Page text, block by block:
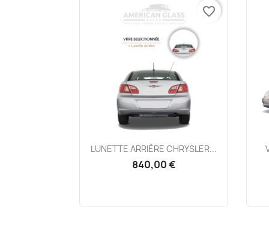
Aperçu rapide
LUNETTE ARRIÈRE CHRYSLER...
840,00 €
favorite_border